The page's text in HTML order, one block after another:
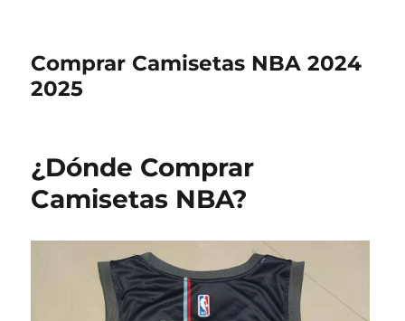
Comprar Camisetas NBA 2024
2025
¿Dónde Comprar
Camisetas NBA?